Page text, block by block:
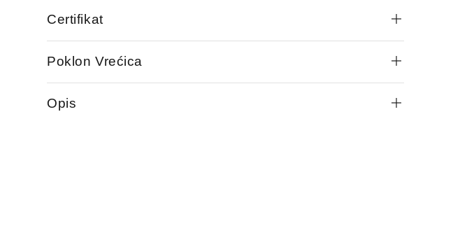
Certifikat
Poklon Vrećica
Opis